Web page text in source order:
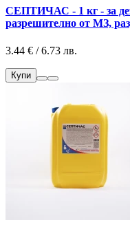
СЕПТИЧАС - 1 кг - за
разрешително от МЗ,
3.44 € / 6.73 лв.
Купи